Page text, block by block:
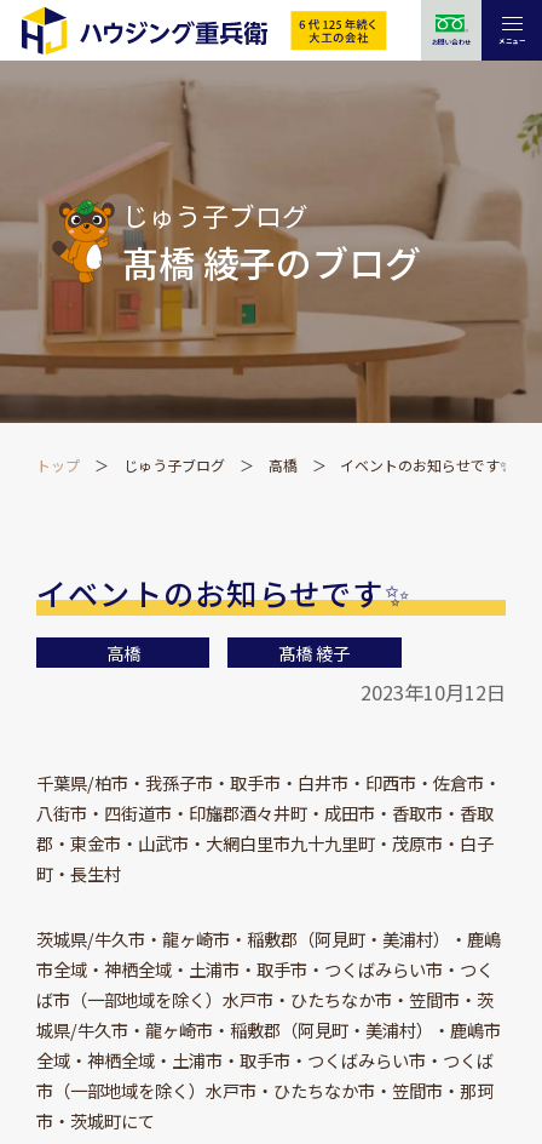
お問い合わせ メニュー
じゅう子ブログ
髙橋 綾子のブログ
トップ じゅう子ブログ 高橋 イベントのお知らせです✨
イベントのお知らせです✨
高橋 髙橋 綾子
2023年10月12日
千葉県/柏市・我孫子市・取手市・白井市・印西市・佐倉市・
八街市・四街道市・印旛郡酒々井町・成田市・香取市・香取
郡・東金市・山武市・大網白里市九十九里町・茂原市・白子
町・長生村
茨城県/牛久市・龍ヶ崎市・稲敷郡（阿見町・美浦村）・鹿嶋
市全域・神栖全域・土浦市・取手市・つくばみらい市・つく
ば市（一部地域を除く）水戸市・ひたちなか市・笠間市・茨
城県/牛久市・龍ヶ崎市・稲敷郡（阿見町・美浦村）・鹿嶋市
全域・神栖全域・土浦市・取手市・つくばみらい市・つくば
市（一部地域を除く）水戸市・ひたちなか市・笠間市・那珂
市・茨城町にて